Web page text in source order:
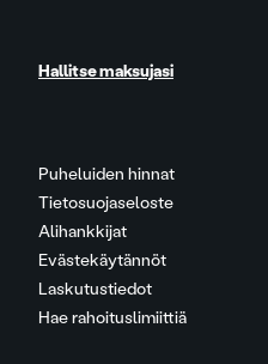
Puheluiden hinnat
Tietosuojaseloste
Alihankkijat
Evästekäytännöt
Laskutustiedot
Hae rahoituslimiittiä
Hallitse maksujasi